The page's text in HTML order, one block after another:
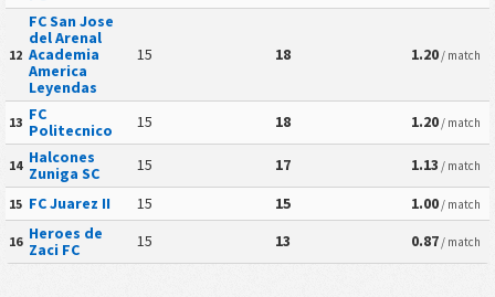
12
FC San Jose
del Arenal
Academia
America
Leyendas
15 18 1.20/ match
13 FC
Politecnico
15 18 1.20/ match
14 Halcones
Zuniga SC
15 17 1.13 / match
15 FC Juarez II 15 15 1.00/ match
16 Heroes de
Zaci FC
15 13 0.87/ match